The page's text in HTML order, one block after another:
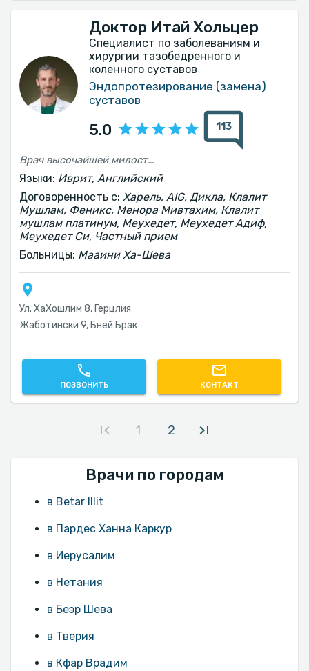
Доктор Итай Хольцер
Специалист по заболеваниям и
хирургии тазобедренного и
коленного суставов
Эндопротезирование (замена)
суставов
5.0 113
Врач высочайшей милости, приятный человек, терпеливо объясняет каждую вещь.
Языки: Иврит, Английский
Договоренность с: Харель, AIG, Дикла, Клалит
Мушлам, Феникс, Менора Мивтахим, Клалит
мушлам платинум, Меухедет, Меухедет Адиф,
Меухедет Си, Частный прием
Больницы: Мааини Ха-Шева
Ул. ХаХошлим 8, Герцлия
Жаботински 9, Бней Брак
ПОЗВОНИТЬ КОНТАКТ
1 2
Врачи по городам
в Betar Illit
в Пардес Ханна Каркур
в Иерусалим
в Нетания
в Беэр Шева
в Тверия
в Кфар Врадим